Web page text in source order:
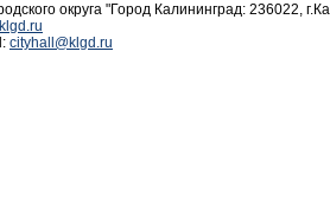
округа "Город Калининград: 236022,
cityhall@klgd.ru